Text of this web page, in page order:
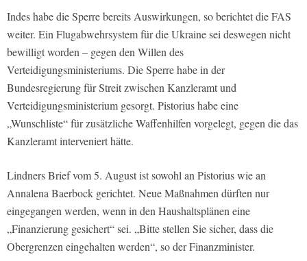
Indes habe die Sperre bereits Auswirkungen, so berichtet die FAS
weiter. Ein Flugabwehrsystem für die Ukraine sei deswegen nicht
bewilligt worden – gegen den Willen des
Verteidigungsministeriums. Die Sperre habe in der
Bundesregierung für Streit zwischen Kanzleramt und
Verteidigungsministerium gesorgt. Pistorius habe eine
„Wunschliste“ für zusätzliche Waffenhilfen vorgelegt, gegen die das
Kanzleramt interveniert hätte.
Lindners Brief vom 5. August ist sowohl an Pistorius wie an
Annalena Baerbock gerichtet. Neue Maßnahmen dürften nur
eingegangen werden, wenn in den Haushaltsplänen eine
„Finanzierung gesichert“ sei. „Bitte stellen Sie sicher, dass die
Obergrenzen eingehalten werden“, so der Finanzminister.